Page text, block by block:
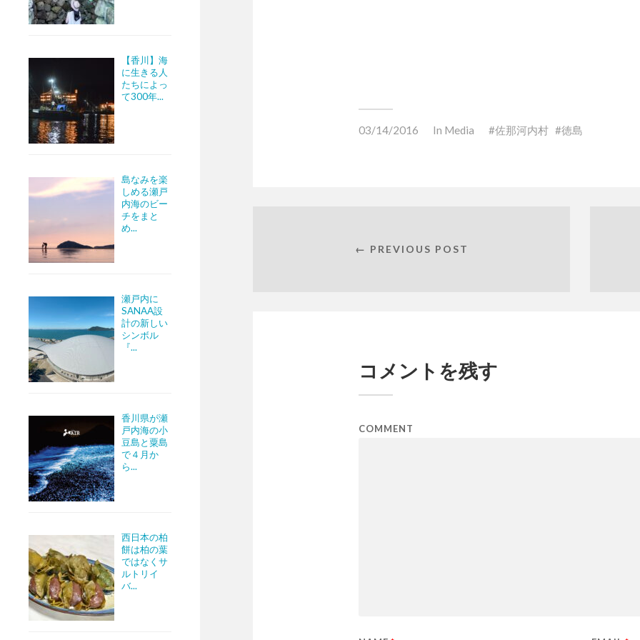
【香川】海
に生きる人
たちによっ
て300年...
島なみを楽
しめる瀬戸
内海のビー
チをまと
め...
瀬戸内に
SANAA設
計の新しい
シンボル
『...
香川県が瀬
戸内海の小
豆島と粟島
で４月か
ら...
西日本の柏
餅は柏の葉
ではなくサ
ルトリイ
バ...
03/14/2016 In Media 佐那河内村 徳島
← PREVIOUS POST
コメントを残す
COMMENT